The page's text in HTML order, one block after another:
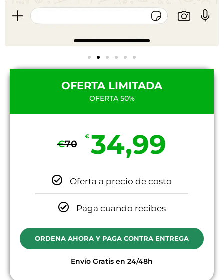
OFERTA LIMITADA
OFERTA 50%
€70
€ 34,99
Oferta a precio de costo
Paga cuando recibes
ORDENA AHORA Y PAGA CONTRA ENTREGA
Envío Gratis en 24/48h